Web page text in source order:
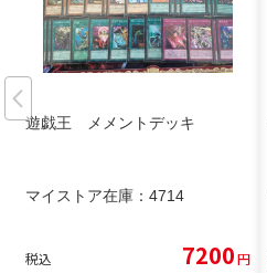
遊戯王 メメントデッキ
マイストア在庫： 4714
税込 7200円